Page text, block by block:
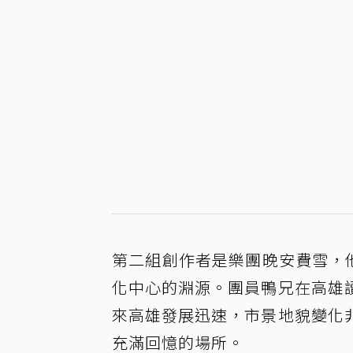
第二組創作者是樂團晚安費雪
化中心的淵源。團員鴨兄在高
來高雄發展迅速，市景地貌變
充滿回憶的場所。